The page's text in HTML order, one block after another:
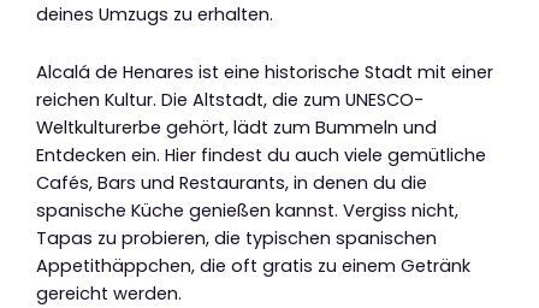
deines Umzugs zu erhalten.
Alcalá de Henares ist eine historische Stadt mit einer
reichen Kultur. Die Altstadt, die zum UNESCO-
Weltkulturerbe gehört, lädt zum Bummeln und
Entdecken ein. Hier findest du auch viele gemütliche
Cafés, Bars und Restaurants, in denen du die
spanische Küche genießen kannst. Vergiss nicht,
Tapas zu probieren, die typischen spanischen
Appetithäppchen, die oft gratis zu einem Getränk
gereicht werden.